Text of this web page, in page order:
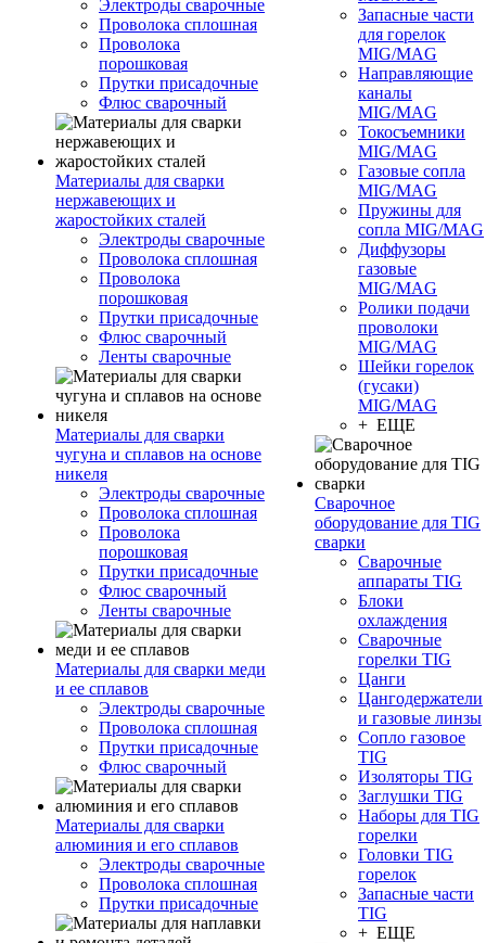
Электроды сварочные
Проволока сплошная
Проволока
порошковая
Прутки присадочные
Флюс сварочный
Материалы для сварки
нержавеющих и
жаростойких сталей
Электроды сварочные
Проволока сплошная
Проволока
порошковая
Прутки присадочные
Флюс сварочный
Ленты сварочные
Материалы для сварки
чугуна и сплавов на основе
никеля
Электроды сварочные
Проволока сплошная
Проволока
порошковая
Прутки присадочные
Флюс сварочный
Ленты сварочные
Материалы для сварки меди
и ее сплавов
Электроды сварочные
Проволока сплошная
Прутки присадочные
Флюс сварочный
Материалы для сварки
алюминия и его сплавов
Электроды сварочные
Проволока сплошная
Прутки присадочные
Запасные части
для горелок
MIG/MAG
Направляющие
каналы
MIG/MAG
Токосъемники
MIG/MAG
Газовые сопла
MIG/MAG
Пружины для
сопла MIG/MAG
Диффузоры
газовые
MIG/MAG
Ролики подачи
проволоки
MIG/MAG
Шейки горелок
(гусаки)
MIG/MAG
+ ЕЩЕ
Сварочное
оборудование для TIG
сварки
Сварочные
аппараты TIG
Блоки
охлаждения
Сварочные
горелки TIG
Цанги
Цангодержатели
и газовые линзы
Сопло газовое
TIG
Изоляторы TIG
Заглушки TIG
Наборы для TIG
горелки
Головки TIG
горелок
Запасные части
TIG
+ ЕЩЕ